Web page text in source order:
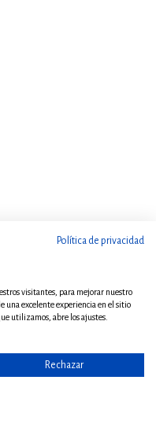
Política de privacidad
visitantes, para mejorar nuestro
una excelente experiencia en el sitio
utilizamos, abre los ajustes.
Rechazar